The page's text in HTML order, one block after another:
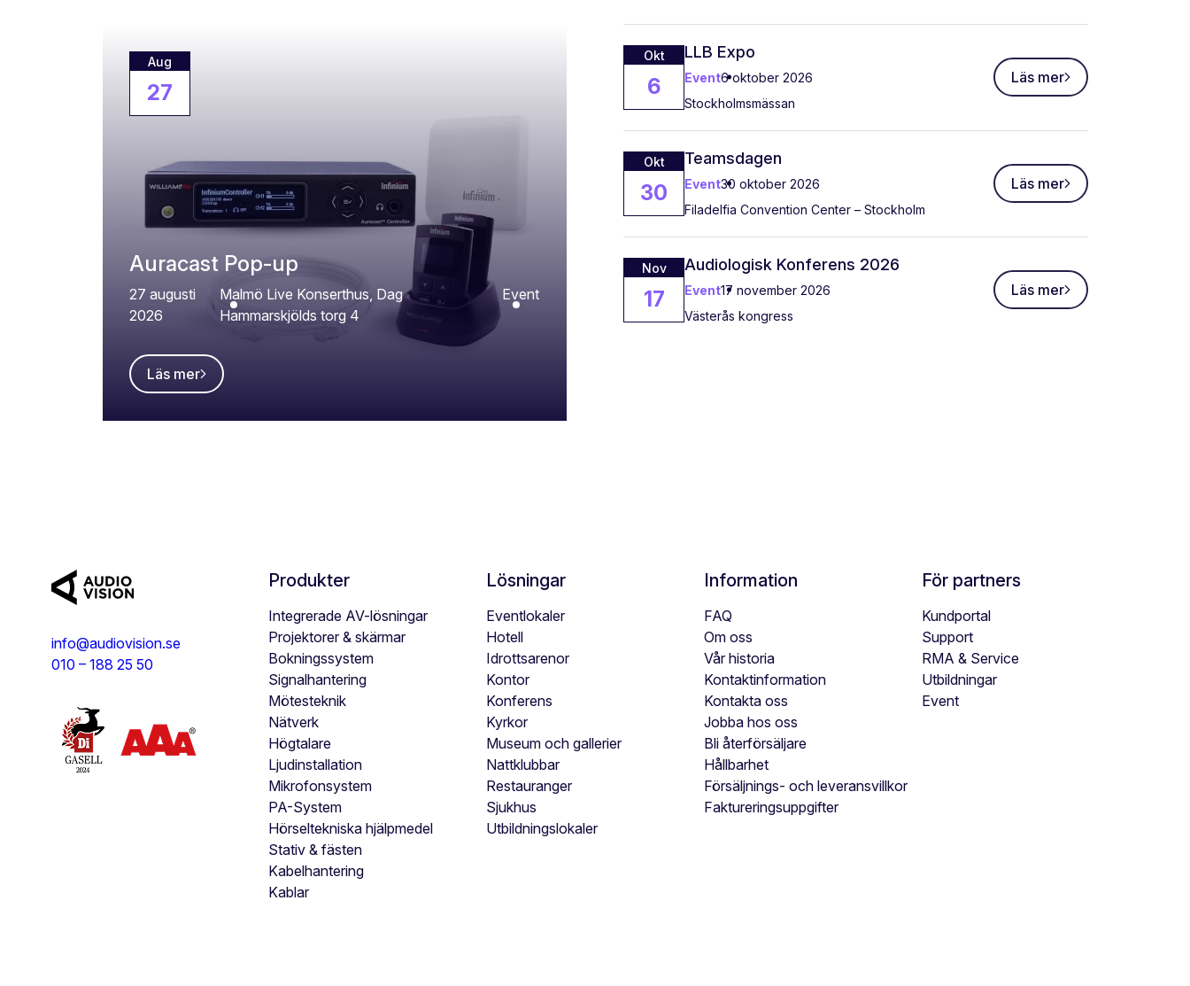
Aug
27
Auracast Pop-up
27 augusti
2026
Malmö Live Konserthus, Dag
Hammarskjölds torg 4
Event
Läs mer
Okt
6
LLB Expo
Event6 oktober 2026
Stockholmsmässan
Läs mer
Okt
30
Teamsdagen
Event30 oktober 2026
Filadelfia Convention Center – Stockholm
Läs mer
Nov
17
Audiologisk Konferens 2026
Event17 november 2026
Västerås kongress
Läs mer
info@audiovision.se
010 – 188 25 50
Produkter
Integrerade AV-lösningar
Projektorer & skärmar
Bokningssystem
Signalhantering
Mötesteknik
Nätverk
Högtalare
Ljudinstallation
Mikrofonsystem
PA-System
Hörseltekniska hjälpmedel
Stativ & fästen
Kabelhantering
Kablar
Lösningar
Eventlokaler
Hotell
Idrottsarenor
Kontor
Konferens
Kyrkor
Museum och gallerier
Nattklubbar
Restauranger
Sjukhus
Utbildningslokaler
Information
FAQ
Om oss
Vår historia
Kontaktinformation
Kontakta oss
Jobba hos oss
Bli återförsäljare
Hållbarhet
Försäljnings- och leveransvillkor
Faktureringsuppgifter
För partners
Kundportal
Support
RMA & Service
Utbildningar
Event